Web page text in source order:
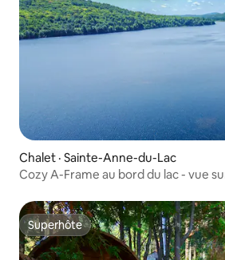
Chalet · Sainte-Anne-du-Lac
Cozy A-Frame au bord du lac - vue
Superhôte
Superhôte